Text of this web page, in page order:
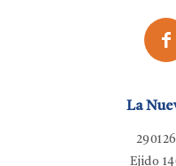
La
Ejido
